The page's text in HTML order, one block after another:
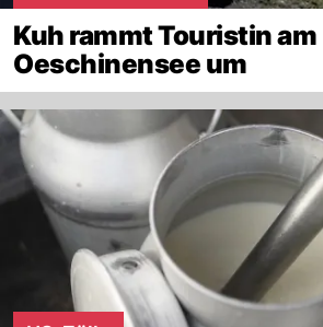
Kuh rammt Touristin am
Oeschinensee um